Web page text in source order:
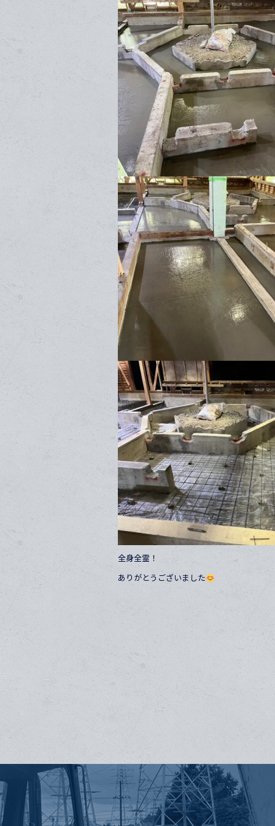
全身全霊！
ありがとうございました